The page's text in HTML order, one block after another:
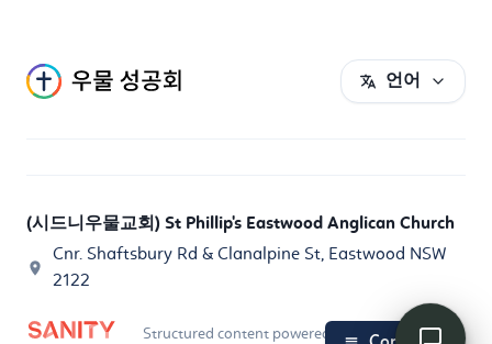
언어
(시드니우물교회) St Phillip's Eastwood Anglican Church
Cnr. Shaftsbury Rd & Clanalpine St, Eastwood NSW
2122
Structured content powered by Sanity.io